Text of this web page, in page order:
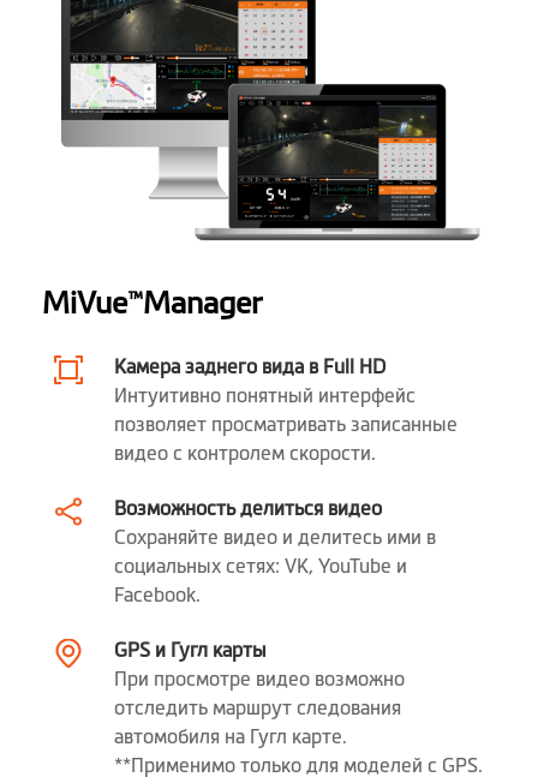
высота (mm) 65
Ширина (mm) 65
глубина (mm) 33
62
Программное обеспечение
Автоматически
По датчику удара
MiVue™Manager
Камера заднего вида в Full HD
Интуитивно понятный интерфейс
позволяет просматривать записанные
видео с контролем скорости.
Возможность делиться видео
Сохраняйте видео и делитесь ими в
социальных сетях: VK, YouTube и
Facebook.
GPS и Гугл карты
При просмотре видео возможно
отследить маршрут следования
автомобиля на Гугл карте.
**Применимо только для моделей с GPS.